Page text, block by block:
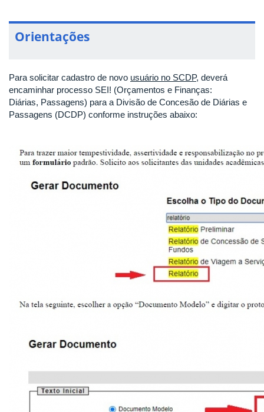
Orientações
Para solicitar cadastro de novo usuário no SCDP, deverá
encaminhar processo SEI! (Orçamentos e Finanças:
Diárias, Passagens) para a Divisão de Concesão de Diárias e
Passagens (DCDP) conforme instruções abaixo: